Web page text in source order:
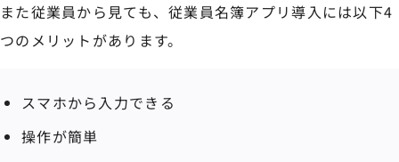
また従業員から見ても、従業員名簿アプリ導入には以下4
つのメリットがあります。
スマホから入力できる
操作が簡単